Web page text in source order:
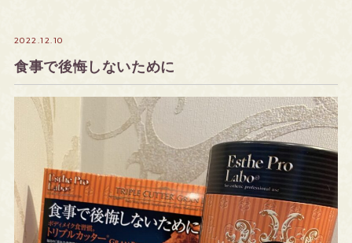
2022.12.10
食事で後悔しないために